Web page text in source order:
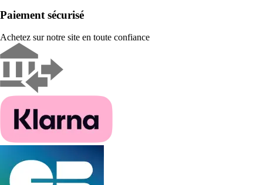
Paiement sécurisé
Achetez sur notre site en toute confiance